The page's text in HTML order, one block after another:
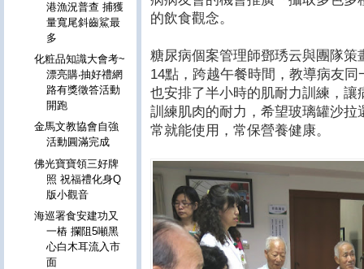
的飲食觀念。
糖尿病個案管理師鄧琇云與團隊
14點，跨越午餐時間，教導病友
也安排了半小時的肌耐力訓練，
訓練肌肉的耐力，希望玻璃罐沙
常就能使用，常保營養健康。
港漁況普查 捕獲
量寬尾斜齒鯊最
多
化粧品知識大會考~
漂亮購‧抽好禮網
路有獎徵答活動
開跑
金馬文教協會自強
活動圓滿完成
佛光寶寶領三好牌
照 祝福禮化身Q
版小觀音
海巡署食安建功又
一樁 攔阻5噸黑
心白木耳流入市
面